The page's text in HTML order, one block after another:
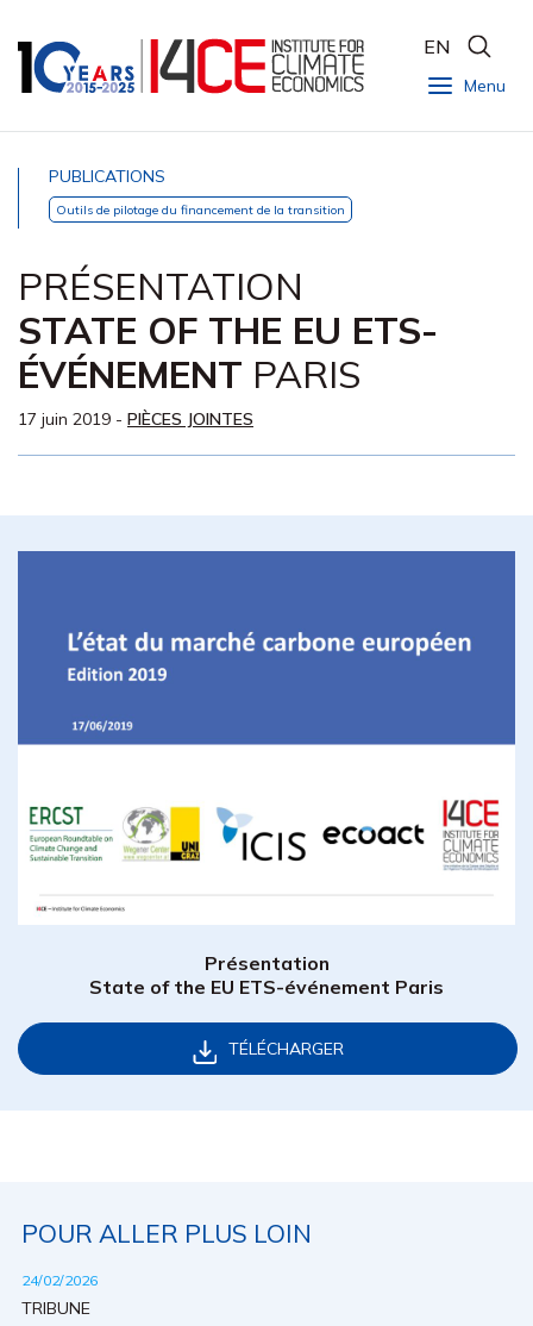
Menu
EN
PUBLICATIONS
Outils de pilotage du financement de la transition
PRÉSENTATION
STATE OF THE EU ETS-
ÉVÉNEMENT PARIS
17 juin 2019 - PIÈCES JOINTES
Présentation
State of the EU ETS-événement Paris
TÉLÉCHARGER
POUR ALLER PLUS LOIN
24/02/2026
TRIBUNE